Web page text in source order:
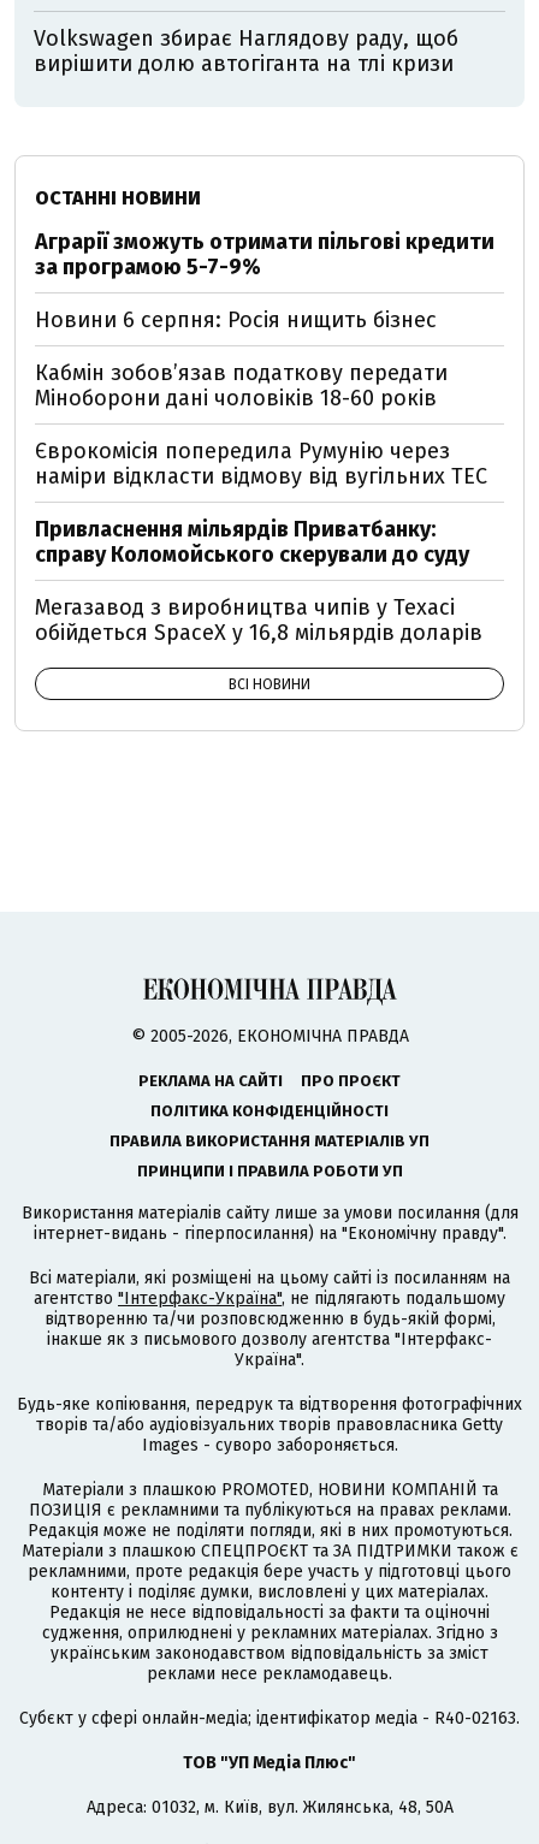
Volkswagen збирає Наглядову раду, щоб
вирішити долю автогіганта на тлі кризи
ОСТАННІ НОВИНИ
Аграрії зможуть отримати пільгові кредити
за програмою 5-7-9%
Новини 6 серпня: Росія нищить бізнес
Кабмін зобовʼязав податкову передати
Міноборони дані чоловіків 18-60 років
Єврокомісія попередила Румунію через
наміри відкласти відмову від вугільних ТЕС
Привласнення мільярдів Приватбанку:
справу Коломойського скерували до суду
Мегазавод з виробництва чипів у Техасі
обійдеться SpaceX у 16,8 мільярдів доларів
ВСІ НОВИНИ
© 2005-2026, ЕКОНОМІЧНА ПРАВДА
РЕКЛАМА НА САЙТІ
ПРО ПРОЄКТ
ПОЛІТИКА КОНФІДЕНЦІЙНОСТІ
ПРАВИЛА ВИКОРИСТАННЯ МАТЕРІАЛІВ УП
ПРИНЦИПИ І ПРАВИЛА РОБОТИ УП
Використання матеріалів сайту лише за умови посилання (для
інтернет-видань - гіперпосилання) на "Економічну правду".
Всі матеріали, які розміщені на цьому сайті із посиланням на
агентство "Інтерфакс-Україна", не підлягають подальшому
відтворенню та/чи розповсюдженню в будь-якій формі,
інакше як з письмового дозволу агентства "Інтерфакс-
Україна".
Будь-яке копіювання, передрук та відтворення фотографічних
творів та/або аудіовізуальних творів правовласника Getty
Images - суворо забороняється.
Матеріали з плашкою PROMOTED, НОВИНИ КОМПАНІЙ та
ПОЗИЦІЯ є рекламними та публікуються на правах реклами.
Редакція може не поділяти погляди, які в них промотуються.
Матеріали з плашкою СПЕЦПРОЄКТ та ЗА ПІДТРИМКИ також є
рекламними, проте редакція бере участь у підготовці цього
контенту і поділяє думки, висловлені у цих матеріалах.
Редакція не несе відповідальності за факти та оціночні
судження, оприлюднені у рекламних матеріалах. Згідно з
українським законодавством відповідальність за зміст
реклами несе рекламодавець.
Cубєкт у сфері онлайн-медіа; ідентифікатор медіа - R40-02163.
ТОВ "УП Медіа Плюс"
Адреса: 01032, м. Київ, вул. Жилянська, 48, 50А